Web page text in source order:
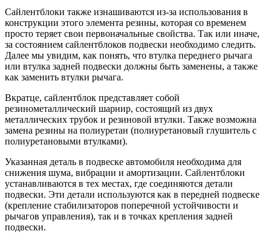
Сайлентблоки также изнашиваются из-за использования в
конструкции этого элемента резины, которая со временем
просто теряет свои первоначальные свойства. Так или иначе,
за состоянием сайлентблоков подвески необходимо следить.
Далее мы увидим, как понять, что втулка переднего рычага
или втулка задней подвески должны быть заменены, а также
как заменить втулки рычага.
Вкратце, сайлентблок представляет собой
резинометаллический шарнир, состоящий из двух
металлических трубок и резиновой втулки. Также возможна
замена резины на полиуретан (полиуретановый глушитель с
полиуретановыми втулками).
Указанная деталь в подвеске автомобиля необходима для
снижения шума, вибрации и амортизации. Сайлентблоки
устанавливаются в тех местах, где соединяются детали
подвески. Эти детали используются как в передней подвеске
(крепление стабилизаторов поперечной устойчивости и
рычагов управления), так и в точках крепления задней
подвески.